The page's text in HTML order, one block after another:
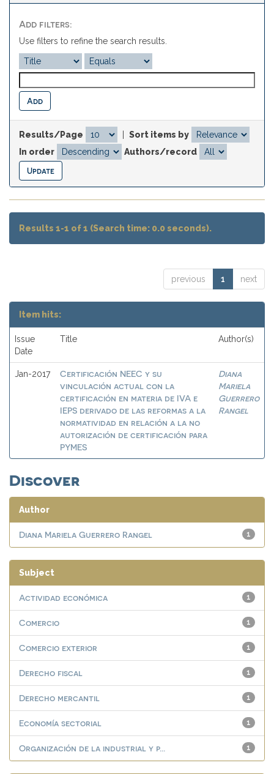
Add filters:
Use filters to refine the search results.
Results/Page
Sort items by
In order
Authors/record
Results 1-1 of 1 (Search time: 0.0 seconds).
previous 1 next
Item hits:
Issue
Date
Title Author(s)
Jan-2017
Certificación NEEC y su
vinculación actual con la
certificación en materia de IVA e
IEPS derivado de las reformas a la
normatividad en relación a la no
autorización de certificación para
PYMES
Diana
Mariela
Guerrero
Rangel
Discover
Author
1
Diana Mariela Guerrero Rangel
Subject
1
Actividad económica
1
Comercio
1
Comercio exterior
1
Derecho fiscal
1
Derecho mercantil
1
Economía sectorial
1
Organización de la industrial y p...